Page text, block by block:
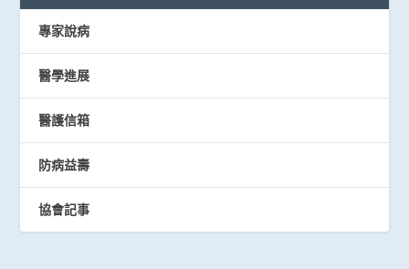
專家說病
醫學進展
醫護信箱
防病益壽
協會記事